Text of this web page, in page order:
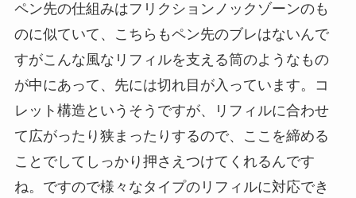
ペン先の仕組みはフリクションノックゾーンのも
のに似ていて、こちらもペン先のブレはないんで
すがこんな風なリフィルを支える筒のようなもの
が中にあって、先には切れ目が入っています。
コ
レット構造 というそうですが、
リフィルに合わせ
て広がったり狭まったりするので、ここを締める
ことでしてしっかり押さえつけてくれるんです
ね。ですので様々なタイプのリフィルに対応でき